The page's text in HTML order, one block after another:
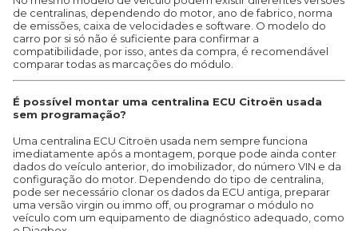
de centralinas, dependendo do motor, ano de fabrico, norma
de emissões, caixa de velocidades e software. O modelo do
carro por si só não é suficiente para confirmar a
compatibilidade, por isso, antes da compra, é recomendável
comparar todas as marcações do módulo.
É possível montar uma centralina ECU Citroën usada
sem programação?
Uma centralina ECU Citroën usada nem sempre funciona
imediatamente após a montagem, porque pode ainda conter
dados do veículo anterior, do imobilizador, do número VIN e da
configuração do motor. Dependendo do tipo de centralina,
pode ser necessário clonar os dados da ECU antiga, preparar
uma versão virgin ou immo off, ou programar o módulo no
veículo com um equipamento de diagnóstico adequado, como